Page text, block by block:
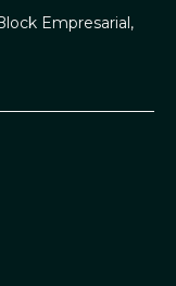
Empresarial,